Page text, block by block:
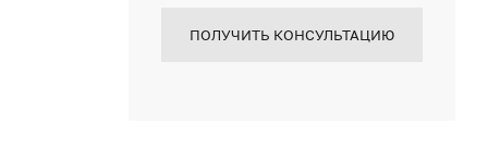
ПОЛУЧИТЬ КОНСУЛЬТАЦИЮ